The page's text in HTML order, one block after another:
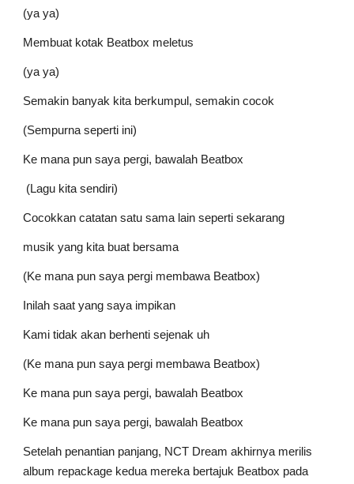
(ya ya)
Membuat kotak Beatbox meletus
(ya ya)
Semakin banyak kita berkumpul, semakin cocok
(Sempurna seperti ini)
Ke mana pun saya pergi, bawalah Beatbox
(Lagu kita sendiri)
Cocokkan catatan satu sama lain seperti sekarang
musik yang kita buat bersama
(Ke mana pun saya pergi membawa Beatbox)
Inilah saat yang saya impikan
Kami tidak akan berhenti sejenak uh
(Ke mana pun saya pergi membawa Beatbox)
Ke mana pun saya pergi, bawalah Beatbox
Ke mana pun saya pergi, bawalah Beatbox
Setelah penantian panjang, NCT Dream akhirnya merilis
album repackage kedua mereka bertajuk Beatbox pada